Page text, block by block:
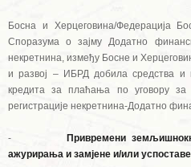
Босна и Херцеговина/Федерација
Споразума о зајму Додатно
некретнина, између Босне и
и развој – ИБРД добила средства и
кредита за плаћања по уговору
регистрације некретнина-Додатно
-
Привремени
ажурирања и замјене и/или